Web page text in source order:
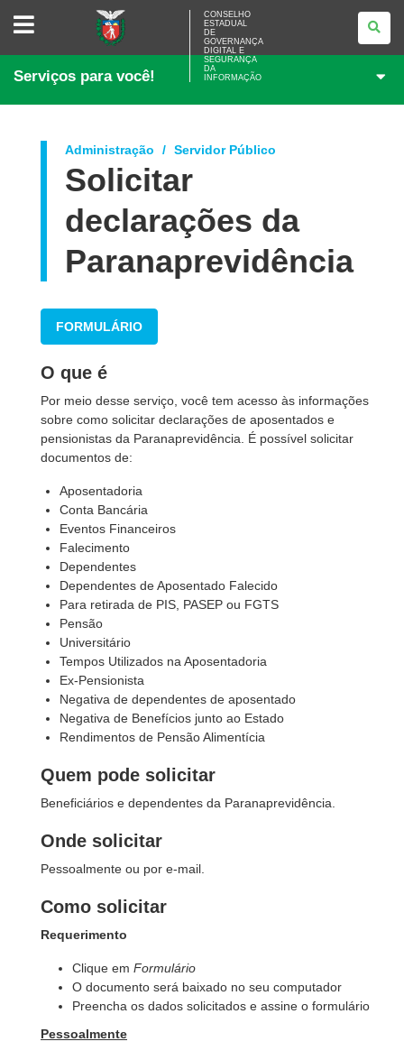
CONSELHO
ESTADUAL
GOVERNANÇA
E
DA
CONSELHO
ESTADUAL
DE
GOVERNANÇA
DIGITAL E
SEGURANÇA
DA
INFORMAÇÃO
Serviços para você!
Administração Servidor Público
Solicitar
declarações da
Paranaprevidência
FORMULÁRIO
O que é
Por meio desse serviço, você tem acesso às informações
sobre como solicitar declarações de aposentados e
pensionistas da Paranaprevidência. É possível solicitar
documentos de:
Aposentadoria
Conta Bancária
Eventos Financeiros
Falecimento
Dependentes
Dependentes de Aposentado Falecido
Para retirada de PIS, PASEP ou FGTS
Pensão
Universitário
Tempos Utilizados na Aposentadoria
Ex-Pensionista
Negativa de dependentes de aposentado
Negativa de Benefícios junto ao Estado
Rendimentos de Pensão Alimentícia
Quem pode solicitar
Beneficiários e dependentes da Paranaprevidência.
Onde solicitar
Pessoalmente ou por e-mail.
Como solicitar
Requerimento
Clique em Formulário
O documento será baixado no seu computador
Preencha os dados solicitados e assine o formulário
Pessoalmente